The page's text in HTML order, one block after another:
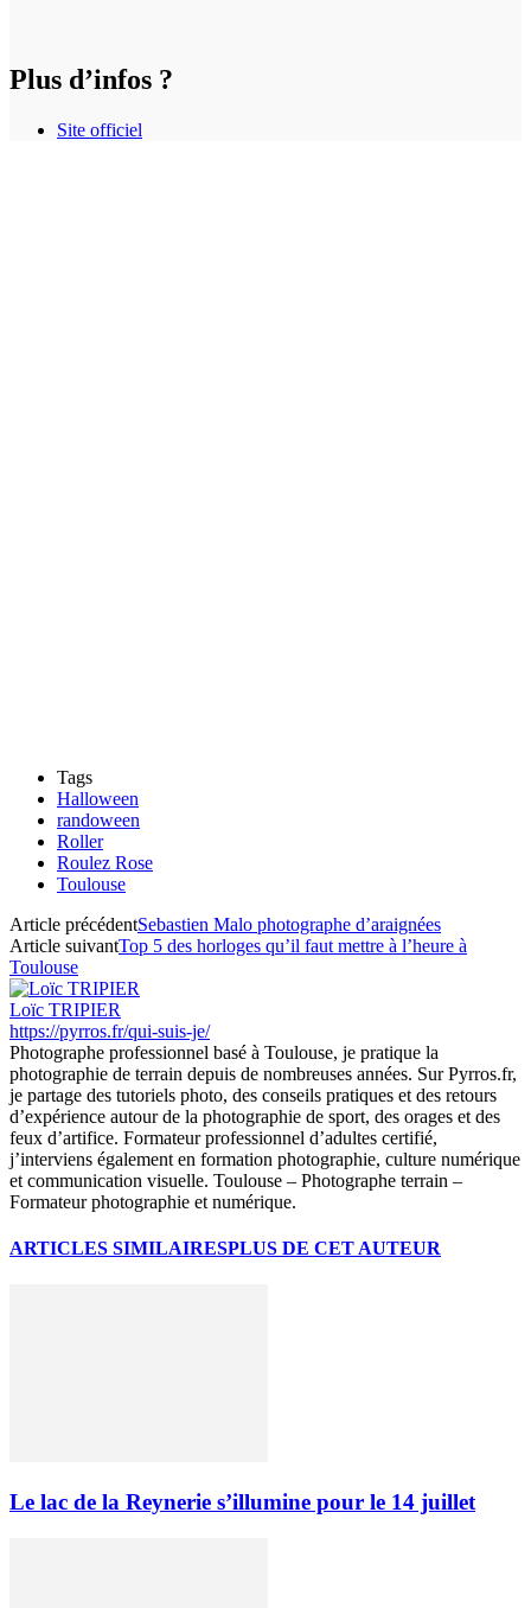
Plus d’infos ?
Site officiel
Tags
Halloween
randoween
Roller
Roulez Rose
Toulouse
Article précédentSebastien Malo photographe d’araignées
Article suivantTop 5 des horloges qu’il faut mettre à l’heure à
Toulouse
Loïc TRIPIER
https://pyrros.fr/qui-suis-je/
Photographe professionnel basé à Toulouse, je pratique la
photographie de terrain depuis de nombreuses années. Sur Pyrros.fr,
je partage des tutoriels photo, des conseils pratiques et des retours
d’expérience autour de la photographie de sport, des orages et des
feux d’artifice. Formateur professionnel d’adultes certifié,
j’interviens également en formation photographie, culture numérique
et communication visuelle. Toulouse – Photographe terrain –
Formateur photographie et numérique.
ARTICLES SIMILAIRESPLUS DE CET AUTEUR
Le lac de la Reynerie s’illumine pour le 14 juillet